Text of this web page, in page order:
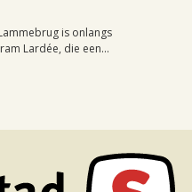
is onlangs
Lardée, die een...